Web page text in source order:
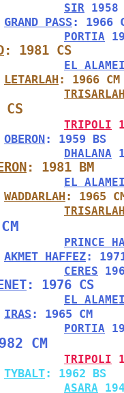
SIR
GRAND PASS: 1966
PORTIA
: 1981 CS
EL
LETARLAH : 1966 CM
TRIPOLI
OBERON: 1959 BS
DHALANA
: 1981 BM
EL
WADDARLAH : 1965
PRINCE
AKMET HAFFEZ:
CERES
: 1976 CS
EL
IRAS: 1965 CM
PORTIA
CM
TRIPOLI
TYBALT: 1962 BS
ASARA